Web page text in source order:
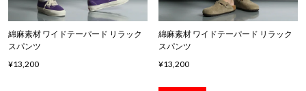
綿麻素材 ワイドテーパード リラック
スパンツ
¥13,200
綿麻素材 ワイドテーパード リラック
スパンツ
¥13,200